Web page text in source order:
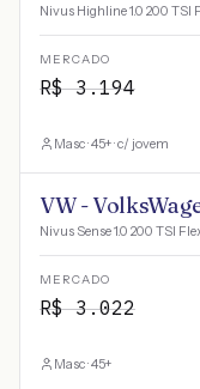
Nivus Highline 1.0 200 TSI
MERCADO
R$3.194
Masc · 45+ · c/ jovem
VW -
Nivus Sense 1.0 200 TSI
MERCADO
R$3.022
Masc · 45+